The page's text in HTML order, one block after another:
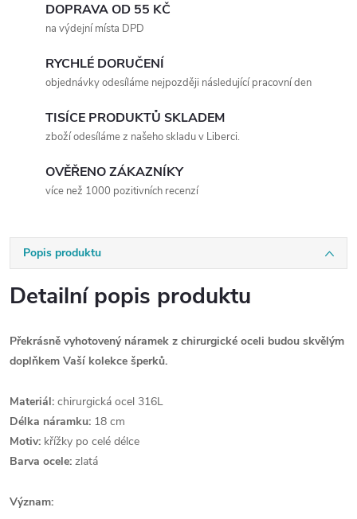
DOPRAVA OD 55 KČ
na výdejní místa DPD
RYCHLÉ DORUČENÍ
objednávky odesíláme nejpozději následující pracovní den
TISÍCE PRODUKTŮ SKLADEM
zboží odesíláme z našeho skladu v Liberci.
OVĚŘENO ZÁKAZNÍKY
více než 1000 pozitivních recenzí
Popis produktu
Detailní popis produktu
Překrásně vyhotovený náramek z chirurgické oceli budou skvělým
doplňkem Vaší kolekce šperků.
Materiál: chirurgická ocel 316L
Délka náramku: 18 cm
Motiv: křížky po celé délce
Barva ocele: zlatá
Význam: